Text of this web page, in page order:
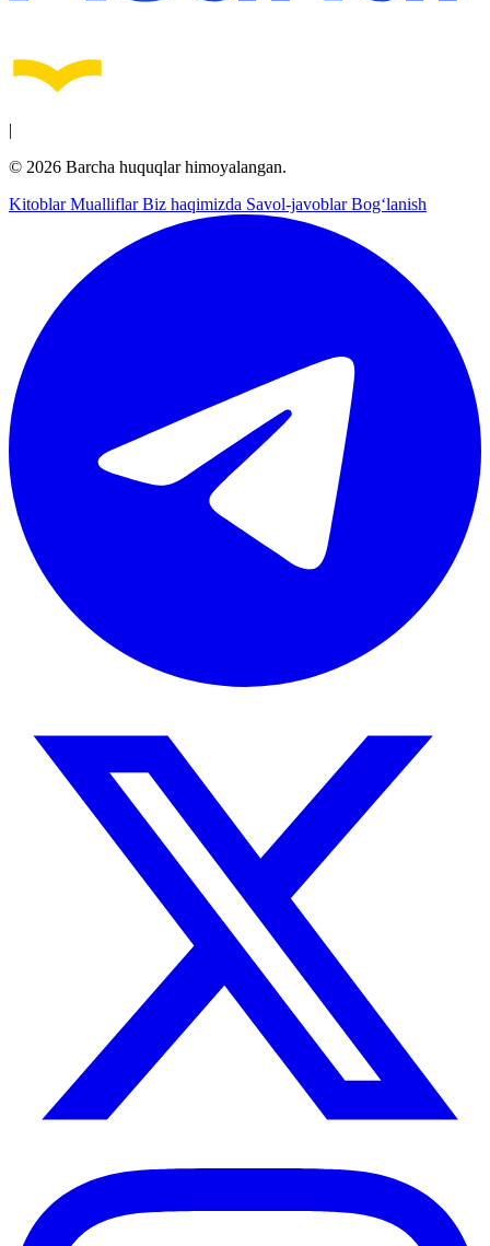
|
© 2026 Barcha huquqlar himoyalangan.
KitoblarMualliflarBiz haqimizda Savol-javoblarBog‘lanish